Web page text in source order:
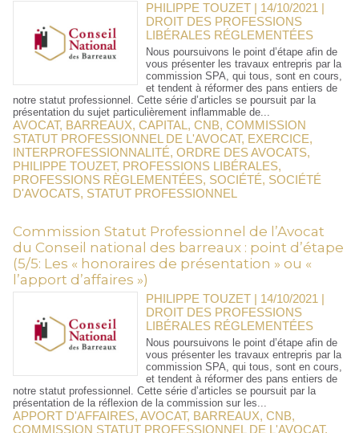
PHILIPPE TOUZET | 14/10/2021 |
DROIT DES PROFESSIONS
LIBÉRALES RÉGLEMENTÉES
Nous poursuivons le point d’étape afin de
vous présenter les travaux entrepris par la
commission SPA, qui tous, sont en cours,
et tendent à réformer des pans entiers de
notre statut professionnel. Cette série d’articles se poursuit par la
présentation du sujet particulièrement inflammable de...
AVOCAT, BARREAUX, CAPITAL , CNB, COMMISSION
STATUT PROFESSIONNEL DE L'AVOCAT, EXERCICE,
INTERPROFESSIONNALITÉ, ORDRE DES AVOCATS,
PHILIPPE TOUZET, PROFESSIONS LIBÉRALES,
PROFESSIONS RÈGLEMENTÉES, SOCIÉTÉ, SOCIÉTÉ
D'AVOCATS, STATUT PROFESSIONNEL
Commission Statut Professionnel de l’Avocat
du Conseil national des barreaux : point d’étape
(5/5: Les « honoraires de présentation » ou «
l’apport d’affaires »)
PHILIPPE TOUZET | 14/10/2021 |
DROIT DES PROFESSIONS
LIBÉRALES RÉGLEMENTÉES
Nous poursuivons le point d’étape afin de
vous présenter les travaux entrepris par la
commission SPA, qui tous, sont en cours,
et tendent à réformer des pans entiers de
notre statut professionnel. Cette série d’articles se poursuit par la
présentation de la réflexion de la commission sur les...
APPORT D'AFFAIRES, AVOCAT, BARREAUX, CNB,
COMMISSION STATUT PROFESSIONNEL DE L'AVOCAT,